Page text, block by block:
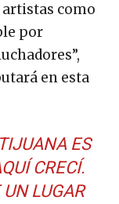
artistas como
por
en esta
ES
CRECÍ.
LUGAR